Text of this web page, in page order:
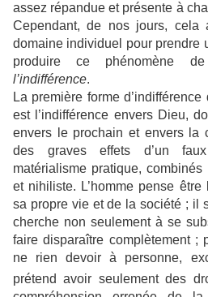
assez répandue et présente à
Cependant, de nos jours, cela
domaine individuel pour prendre
produire ce phénomène
l’indifférence.
La première forme
est l’indifférence envers Dieu,
envers le prochain et envers la
des graves effets d’un
matérialisme pratique,
et nihiliste. L’homme pense être
sa propre vie et de la société ; il
cherche non seulement à se
faire disparaître complètement ;
ne rien devoir à personne,
prétend avoir seulement des